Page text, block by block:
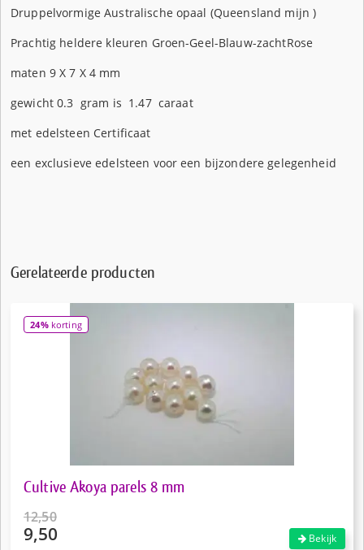
Druppelvormige Australische opaal (Queensland mijn )
Prachtig heldere kleuren Groen-Geel-Blauw-zachtRose
maten 9 X 7 X 4 mm
gewicht 0.3 gram is 1.47 caraat
met edelsteen Certificaat
een exclusieve edelsteen voor een bijzondere gelegenheid
Gerelateerde producten
24%korting
Cultive Akoya parels 8 mm
12,50
Oorspronkelijke
9,50 Bekijk